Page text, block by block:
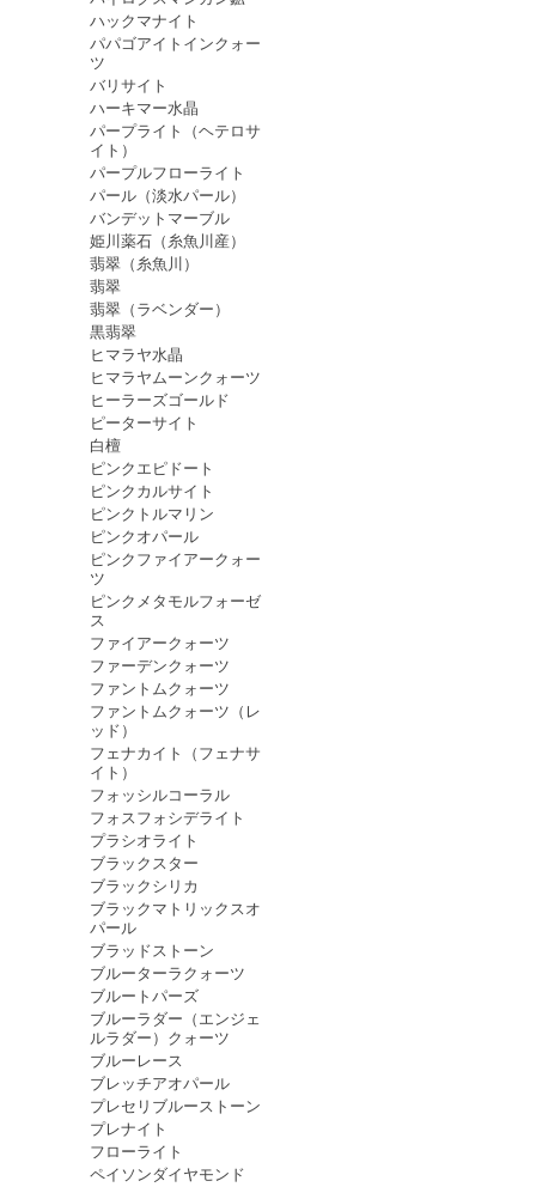
ハックマナイト
パパゴアイトインクォー
ツ
バリサイト
ハーキマー水晶
パープライト（ヘテロサ
イト）
パープルフローライト
パール（淡水パール）
バンデットマーブル
姫川薬石（糸魚川産）
翡翠（糸魚川）
翡翠
翡翠（ラベンダー）
黒翡翠
ヒマラヤ水晶
ヒマラヤムーンクォーツ
ヒーラーズゴールド
ピーターサイト
白檀
ピンクエピドート
ピンクカルサイト
ピンクトルマリン
ピンクオパール
ピンクファイアークォー
ツ
ピンクメタモルフォーゼ
ス
ファイアークォーツ
ファーデンクォーツ
ファントムクォーツ
ファントムクォーツ（レ
ッド）
フェナカイト（フェナサ
イト）
フォッシルコーラル
フォスフォシデライト
プラシオライト
ブラックスター
ブラックシリカ
ブラックマトリックスオ
パール
ブラッドストーン
ブルーターラクォーツ
ブルートパーズ
ブルーラダー（エンジェ
ルラダー）クォーツ
ブルーレース
ブレッチアオパール
プレセリブルーストーン
プレナイト
フローライト
ペイソンダイヤモンド